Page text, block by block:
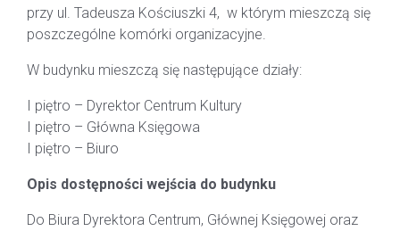
przy ul. Tadeusza Kościuszki 4, w którym mieszczą się
poszczególne komórki organizacyjne.
W budynku mieszczą się następujące działy:
I piętro – Dyrektor Centrum Kultury
I piętro – Główna Księgowa
I piętro – Biuro
Opis dostępności wejścia do budynku
Do Biura Dyrektora Centrum, Głównej Księgowej oraz